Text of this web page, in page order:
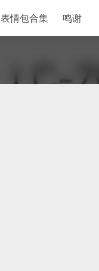
表情包合集 鸣谢